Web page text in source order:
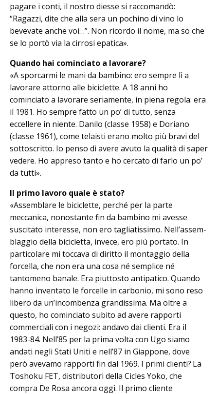
pagare i conti, il nostro diesse si raccomandò:
“Ragazzi, dite che alla sera un pochino di vi­no lo
bevevate an­che voi…”. Non ricordo il nome, ma so che
se lo portò via la cirrosi epatica».
Quando hai cominciato a lavorare?
«A sporcarmi le mani da bambino: ero sempre lì a
lavorare attorno alle biciclette. A 18 anni ho
cominciato a lavorare seriamente, in piena regola: era
il 1981. Ho sempre fatto un po’ di tutto, senza
eccellere in niente. Danilo (classe 1958) e Doriano
(classe 1961), co­me telaisti erano molto più bravi del
sottoscritto. Io penso di avere avuto la qualità di saper
vedere. Ho appreso tanto e ho cercato di farlo un po’
da tutti».
Il primo lavoro quale è stato?
«Assemblare le biciclette, perché per la parte
meccanica, nonostante fin da bambino mi avesse
suscitato interesse, non ero tagliatissimo. Nell’assem­
blag­gio della bicicletta, invece, ero più portato. In
particolare mi toccava di diritto il montaggio della
forcella, che non era una cosa né semplice né
tantomeno ba­nale. Era piuttosto antipatico. Quando
hanno inventato le forcelle in carbonio, mi sono reso
libero da un’incombenza grandissima. Ma oltre a
questo, ho co­minciato subito ad avere rapporti
commerciali con i negozi: andavo dai clienti. Era il
1983-84. Nell’85 per la prima volta con Ugo siamo
andati negli Stati Uni­ti e nell’87 in Giap­po­ne, dove
però avevamo rapporti fin dal 1969. I primi clienti? La
Toshoku FET, distributori della Cicles Yoko, che
compra De Rosa ancora oggi. Il primo cliente